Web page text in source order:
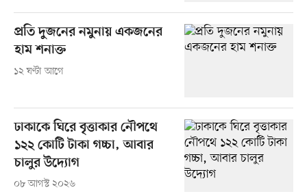
প্রতি দুজনের নমুনায় একজনের
হাম শনাক্ত
১২ ঘণ্টা আগে
ঢাকাকে ঘিরে বৃত্তাকার নৌপথে
১২২ কোটি টাকা গচ্চা, আবার
চালুর উদ্যোগ
০৮ আগস্ট ২০২৬